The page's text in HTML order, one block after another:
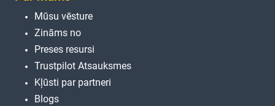
Mūsu vēsture
Zināms no
Preses resursi
Trustpilot Atsauksmes
Kļūsti par partneri
Blogs